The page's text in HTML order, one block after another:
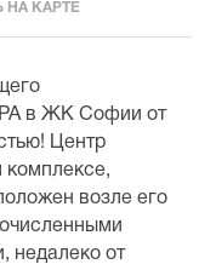
НА КАРТЕ
в ЖК Софии от
Центр
комплексе,
возле его
недалеко от